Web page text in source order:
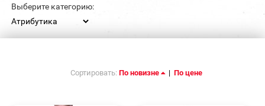
Выберите категорию:
Сортировать: По новизне | По цене